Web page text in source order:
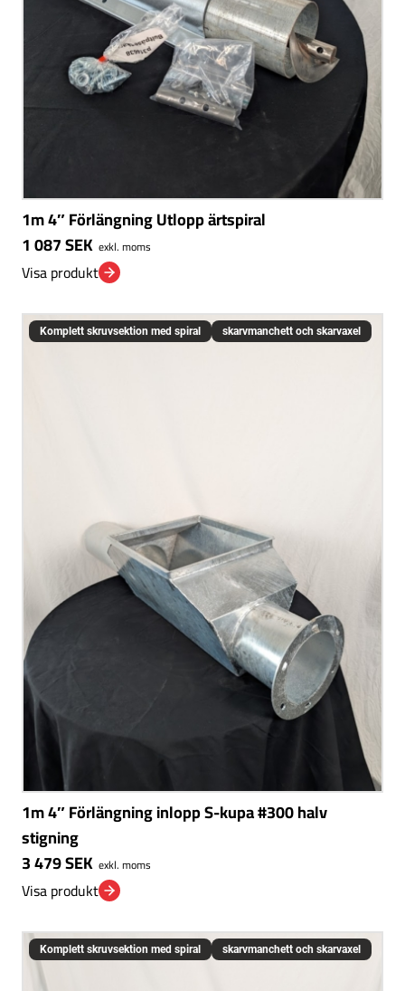
1m 4″ Förlängning Utlopp ärtspiral
1 087SEK exkl. moms
Visa produkt
Komplett skruvsektion med spiral skarvmanchett och skarvaxel
1m 4″ Förlängning inlopp S-kupa #300 halv
stigning
3 479SEK exkl. moms
Visa produkt
Komplett skruvsektion med spiral skarvmanchett och skarvaxel